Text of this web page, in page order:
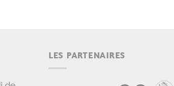
LES PARTENAIRES